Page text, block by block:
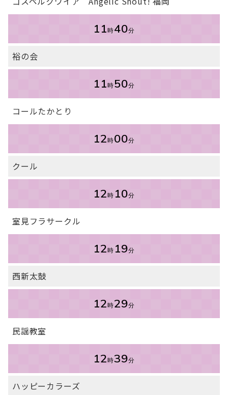
11時40分
裕の会
11時50分
コールたかとり
12時00分
クール
12時 10分
室見フラサークル
12時 19分
西新太鼓
12時29分
民謡教室
12時39分
ハッピーカラーズ